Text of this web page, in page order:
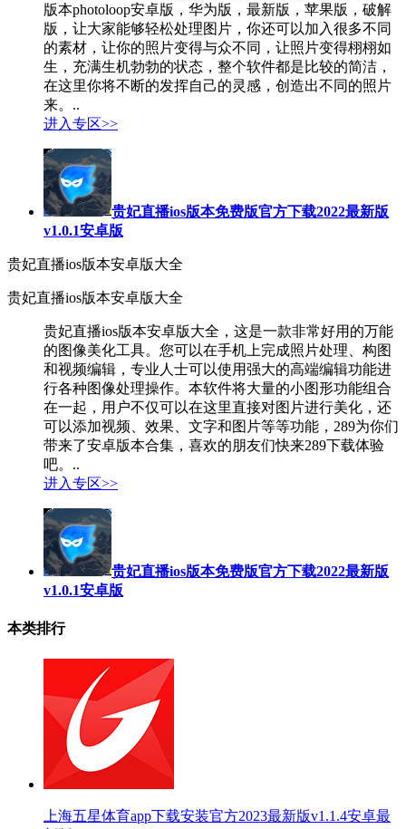
版本photoloop安卓版，华为版，最新版，苹果版，破解
版，让大家能够轻松处理图片，你还可以加入很多不同
的素材，让你的照片变得与众不同，让照片变得栩栩如
生，充满生机勃勃的状态，整个软件都是比较的简洁，
在这里你将不断的发挥自己的灵感，创造出不同的照片
来。..
进入专区>>
贵妃直播ios版本免费版官方下载2022最新版
v1.0.1安卓版
贵妃直播ios版本安卓版大全
贵妃直播ios版本安卓版大全
贵妃直播ios版本安卓版大全，这是一款非常好用的万能
的图像美化工具。您可以在手机上完成照片处理、构图
和视频编辑，专业人士可以使用强大的高端编辑功能进
行各种图像处理操作。本软件将大量的小图形功能组合
在一起，用户不仅可以在这里直接对图片进行美化，还
可以添加视频、效果、文字和图片等等功能，289为你们
带来了安卓版本合集，喜欢的朋友们快来289下载体验
吧。..
进入专区>>
贵妃直播ios版本免费版官方下载2022最新版
v1.0.1安卓版
本类排行
上海五星体育app下载安装官方2023最新版v1.1.4安卓最